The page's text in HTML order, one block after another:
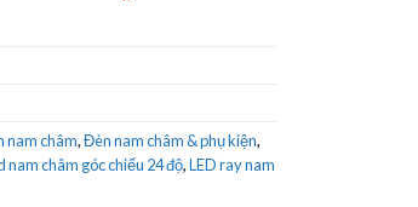
nam châm,Đèn nam châm & phụ kiện,
nam châm góc chiếu 24 độ,LED ray nam